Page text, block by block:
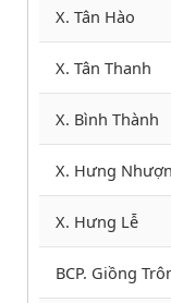
X. Tân Hào
X. Tân Thanh
X. Bình Thành
X. Hưng
X. Hưng Lễ
BCP. Giồng